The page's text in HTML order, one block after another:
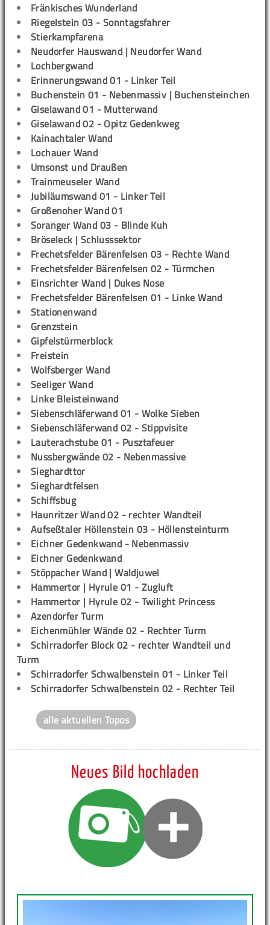
Fränkisches Wunderland
Riegelstein 03 - Sonntagsfahrer
Stierkampfarena
Neudorfer Hauswand | Neudorfer Wand
Lochbergwand
Erinnerungswand 01 - Linker Teil
Buchenstein 01 - Nebenmassiv | Buchensteinchen
Giselawand 01 - Mutterwand
Giselawand 02 - Opitz Gedenkweg
Kainachtaler Wand
Lochauer Wand
Umsonst und Draußen
Trainmeuseler Wand
Jubiläumswand 01 - Linker Teil
Großenoher Wand 01
Soranger Wand 03 - Blinde Kuh
Bröseleck | Schlusssektor
Frechetsfelder Bärenfelsen 03 - Rechte Wand
Frechetsfelder Bärenfelsen 02 - Türmchen
Einsrichter Wand | Dukes Nose
Frechetsfelder Bärenfelsen 01 - Linke Wand
Stationenwand
Grenzstein
Gipfelstürmerblock
Freistein
Wolfsberger Wand
Seeliger Wand
Linke Bleisteinwand
Siebenschläferwand 01 - Wolke Sieben
Siebenschläferwand 02 - Stippvisite
Lauterachstube 01 - Pusztafeuer
Nussbergwände 02 - Nebenmassive
Sieghardttor
Sieghardtfelsen
Schiffsbug
Haunritzer Wand 02 - rechter Wandteil
Aufseßtaler Höllenstein 03 - Höllensteinturm
Eichner Gedenkwand - Nebenmassiv
Eichner Gedenkwand
Stöppacher Wand | Waldjuwel
Hammertor | Hyrule 01 - Zugluft
Hammertor | Hyrule 02 - Twilight Princess
Azendorfer Turm
Eichenmühler Wände 02 - Rechter Turm
Schirradorfer Block 02 - rechter Wandteil und
Turm
Schirradorfer Schwalbenstein 01 - Linker Teil
Schirradorfer Schwalbenstein 02 - Rechter Teil
alle aktuellen Topos
Neues Bild hochladen